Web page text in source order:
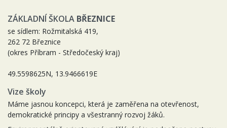
ZÁKLADNÍ ŠKOLA BŘEZNICE
se sídlem: Rožmitalská 419,
262 72 Březnice
(okres Příbram - Středočeský kraj)
49.5598625N, 13.9466619E
Vize školy
Máme jasnou koncepci, která je zaměřena na otevřenost,
demokratické principy a všestranný rozvoj žáků.